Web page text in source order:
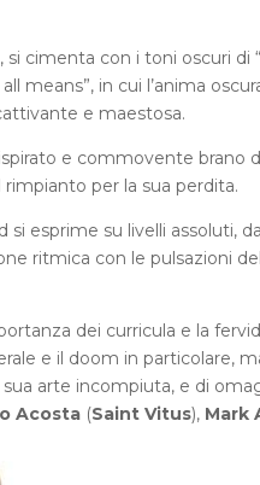
si cimenta con i toni oscuri di
means”, in cui l’anima
e maestosa.
e commovente brano
per la sua perdita.
si esprime su livelli assoluti,
ritmica con le pulsazioni
dei curricula e la
e il doom in particolare,
sua arte incompiuta, e di
Acosta(Saint Vitus), Mark